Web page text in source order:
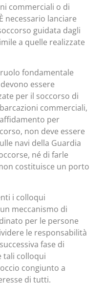
commerciali o di
necessario lanciare
guidata dagli
a quelle realizzate
fondamentale
essere
per il soccorso di
commerciali,
per
non deve essere
navi della Guardia
né di farle
costituisce un porto
i colloqui
meccanismo di
per le persone
le responsabilità
fase di
tali colloqui
congiunto a
di tutti.